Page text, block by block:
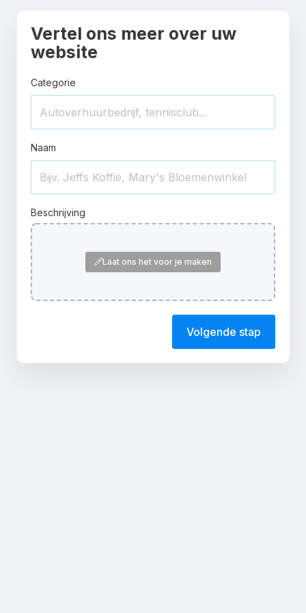
Vertel ons meer over uw
website
Categorie
Naam
Beschrijving
Laat ons het voor je maken
Volgende stap